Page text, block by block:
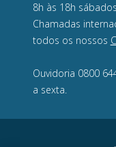
8h às 18h
Chamadas
todos os nossos
Ouvidoria 0800
a sexta.